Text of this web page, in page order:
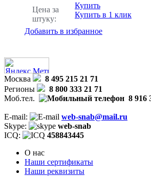
Цена за
штуку:
Купить
Купить в 1 клик
Добавить в избранное
Москва
8 495 215 21 71
Регионы
8 800 333 21 71
Моб.тел.
8 916
E-mail:
web-snab@mail.ru
Skype:
web-snab
ICQ:
458843445
О нас
Наши сертификаты
Наши реквизиты